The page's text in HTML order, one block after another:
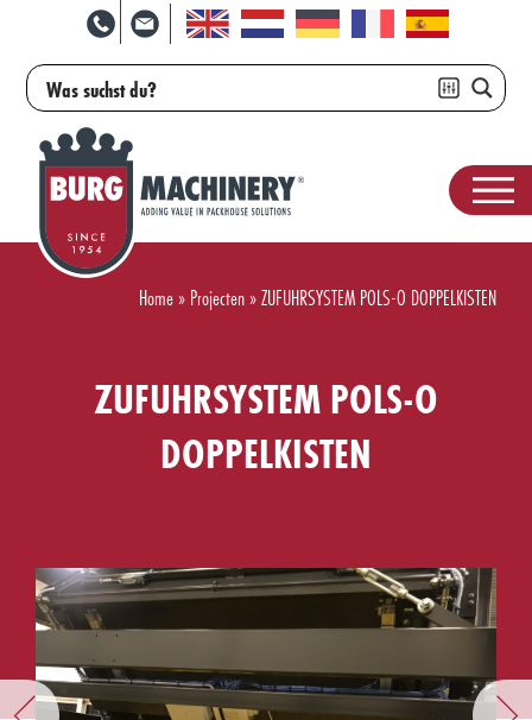
Home» Projecten»ZUFUHRSYSTEM POLS-O DOPPELKISTEN
ZUFUHRSYSTEM POLS-O
DOPPELKISTEN